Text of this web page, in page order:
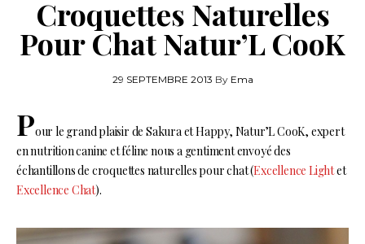
Croquettes Naturelles
Pour Chat Natur’L CooK
29 SEPTEMBRE 2013 By Ema
Pour le grand plaisir de Sakura et Happy, Natur’L CooK, expert
en nutrition canine et féline nous a gentiment envoyé des
échantillons de croquettes naturelles pour chat (Excellence Lightet
Excellence Chat).